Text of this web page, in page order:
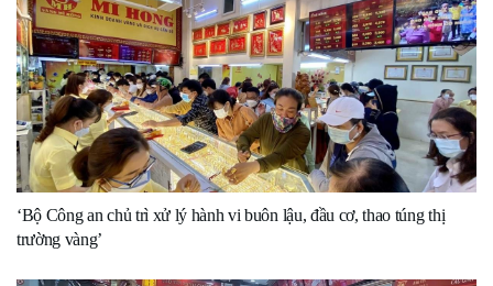
‘Bộ Công an chủ trì xử lý hành vi buôn lậu, đầu cơ, thao túng thị
trường vàng’